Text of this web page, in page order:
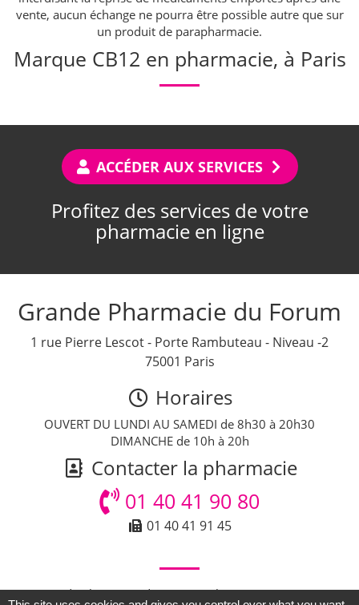
vente, aucun échange ne pourra être possible autre que sur
un produit de parapharmacie.
Marque CB12 en pharmacie, à Paris
ACCÉDER AUX SERVICES
Profitez des services de votre
pharmacie en ligne
Grande Pharmacie du Forum
1 rue Pierre Lescot - Porte Rambuteau - Niveau -2
75001 Paris
Horaires
OUVERT DU LUNDI AU SAMEDI de 8h30 à 20h30
DIMANCHE de 10h à 20h
Contacter la pharmacie
01 40 41 90 80
01 40 41 91 45
© Grande Pharmacie du Forum - Pharmacie Paris - Tous